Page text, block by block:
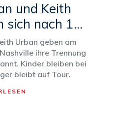
und Keith
sich nach 19
Urban geben am
ihre Trennung
Kinder bleiben bei
bleibt auf Tour.